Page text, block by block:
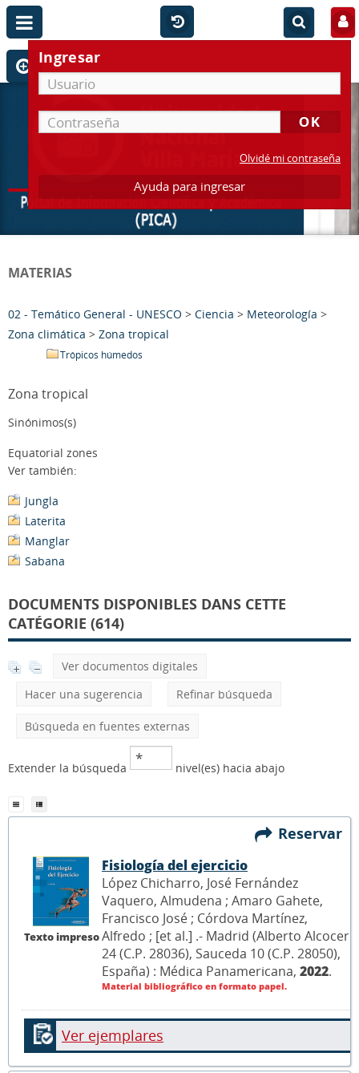
Ingresar
Olvidé mi contraseña
Ayuda para ingresar
MATERIAS
02 - Temático General - UNESCO > Ciencia > Meteorología >
Zona climática > Zona tropical
Trópicos húmedos
Zona tropical
Sinónimos(s)
Equatorial zones
Ver también:
Jungla
Laterita
Manglar
Sabana
DOCUMENTS DISPONIBLES DANS CETTE
CATÉGORIE (614)
Ver documentos digitales
Hacer una sugerencia
Refinar búsqueda
Búsqueda en fuentes externas
Extender la búsqueda nivel(es) hacia abajo
Reservar
Texto impreso
Fisiología del ejercicio
López Chicharro, José Fernández
Vaquero, Almudena ; Amaro Gahete,
Francisco José ; Córdova Martínez,
Alfredo ; [et al.] .- Madrid (Alberto Alcocer
24 (C.P. 28036), Sauceda 10 (C.P. 28050),
España) : Médica Panamericana, 2022.
Material bibliográfico en formato papel.
Ver ejemplares